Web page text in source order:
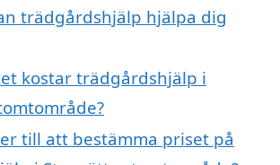
trädgårdshjälp hjälpa dig
kostar trädgårdshjälp i
till att bestämma priset på